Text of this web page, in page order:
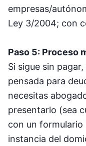
empresas/
Ley 3/2004; con
Paso 5: Proceso
Si sigue sin
pensada para
necesitas
presentarlo (sea
con un formulario
instancia del